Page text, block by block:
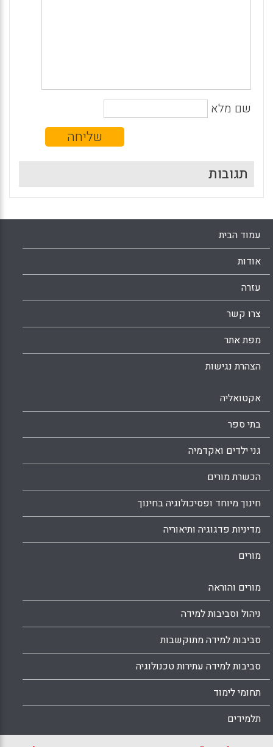
שם מלא
תגובות
עמוד הבית
אודות
עזרה
צרו קשר
מפת אתר
הצהרת נגישות
אקטואליה
בתי ספר
גני ילדים ואקדמיה
הכשרת מורים
חינוך מיוחד ופסיכולוגיה בחינוך
מדיניות פדגוגיה ותיאוריה
מורים
מורים והוראה
ניהול וסביבות למידה
סביבות למידה מתוקשבות
סביבות למידה עתירות טכנולוגיה
תחומי לימוד
תלמידים